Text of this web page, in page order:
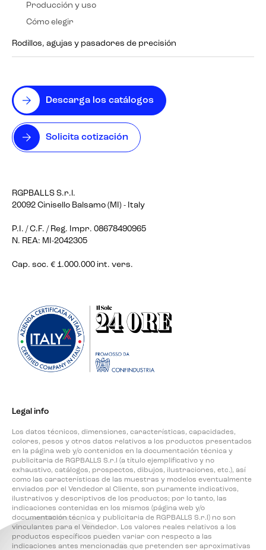
Descarga los catálogos
Solicita cotización
RGPBALLS S.r.l.
20092 Cinisello Balsamo (MI) - Italy
P.I. / C.F. / Reg. Impr. 08678490965
N. REA: MI-2042305
Cap. soc. € 1.000.000 int. vers.
Producción y uso
Cómo elegir
Rodillos, agujas y pasadores de precisión
Legal info
Los datos técnicos, dimensiones, características, capacidades,
colores, pesos y otros datos relativos a los productos presentados
en la página web y/o contenidos en la documentación técnica y
publicitaria de RGPBALLS S.r.l (a título ejemplificativo y no
exhaustivo, catálogos, prospectos, dibujos, ilustraciones, etc.), así
como las características de las muestras y modelos eventualmente
enviados por el Vendedor al Cliente, son puramente indicativos,
ilustrativos y descriptivos de los productos; por lo tanto, las
indicaciones contenidas en los mismos (página web y/o
documentación técnica y publicitaria de RGPBALLS S.r.l) no son
vinculantes para el Vendedor. Los valores reales relativos a los
productos específicos pueden variar con respecto a las
indicaciones antes mencionadas que pretenden ser aproximativas